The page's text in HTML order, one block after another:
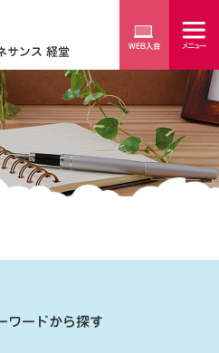
サンス 経堂
ワードから探す